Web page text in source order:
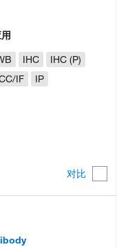
对比
IHC
IHC (P)
IF
IP